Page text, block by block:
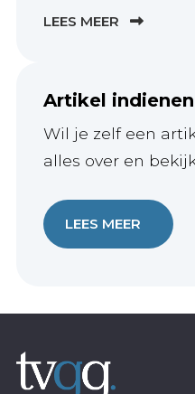
LEES MEER
Artikel indienen
Wil je zelf een
alles over en
LEES MEER